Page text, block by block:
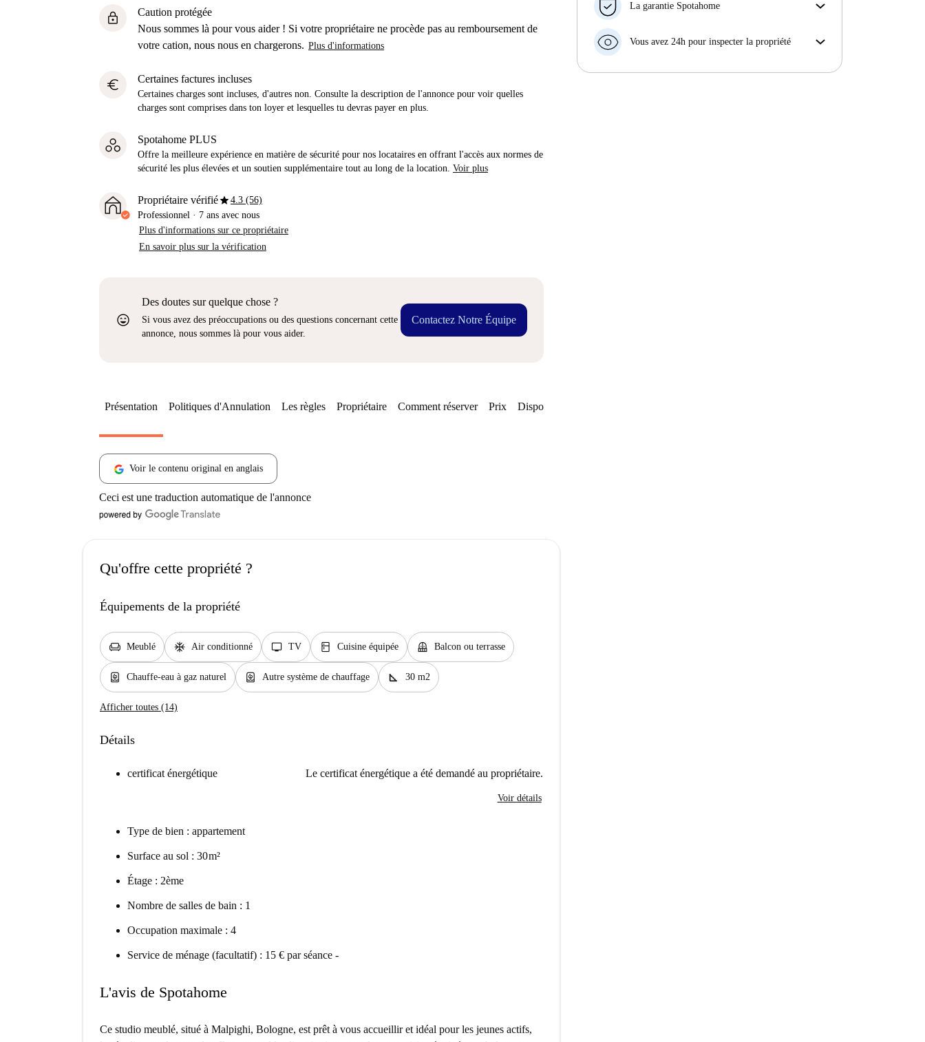
lock
Caution protégée
Nous sommes là pour vous aider ! Si votre propriétaire ne procède pas au remboursement de
votre cation, nous nous en chargerons. Plus d'informations
euro Certaines factures incluses
Certaines charges sont incluses, d'autres non. Consulte la description de l'annonce pour voir quelles
charges sont comprises dans ton loyer et lesquelles tu devras payer en plus.
Spotahome PLUS
Offre la meilleure expérience en matière de sécurité pour nos locataires en offrant l'accès aux normes de
sécurité les plus élevées et un soutien supplémentaire tout au long de la location. Voir plus
Propriétaire vérifiéstar4.3 (56)
Professionnel · 7 ans avec nous
Plus d'informations sur ce propriétaire
En savoir plus sur la vérification
sentiment_very_satisfied
Des doutes sur quelque chose ?
Si vous avez des préoccupations ou des questions concernant cette
annonce, nous sommes là pour vous aider.
Contactez Notre Équipe
La garantie Spotahome
préavis, nous allons soit (A) vous payer une chambre
soit (B) vous rembourser en totalité.
Vous avez 24h pour inspecter la propriété
Présentation Politiques d'Annulation Les règles Propriétaire Comment réserver Prix Disponibilités
Voir le contenu original en anglais
Ceci est une traduction automatique de l'annonce
Qu'offre cette propriété ?
Équipements de la propriété
chair Meublé ac_unit Air conditionné tv TV kitchen Cuisine équipée balcony Balcon ou terrasse
water_heater Chauffe-eau à gaz naturel water_heater Autre système de chauffage square_foot 30 m2
Afficher toutes (14)
Détails
certificat énergétique Le certificat énergétique a été demandé au propriétaire.
Voir détails
Type de bien : appartement
Surface au sol : 30 m²
Étage : 2ème
Nombre de salles de bain : 1
Occupation maximale : 4
Service de ménage (facultatif) : 15 € par séance -
L'avis de Spotahome
Ce studio meublé, situé à Malpighi, Bologne, est prêt à vous accueillir et idéal pour les jeunes actifs,